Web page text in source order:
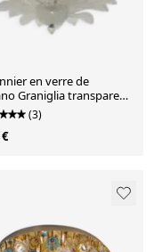
en verre de
Graniglia transparent
vénitien par Simoeng
(3)